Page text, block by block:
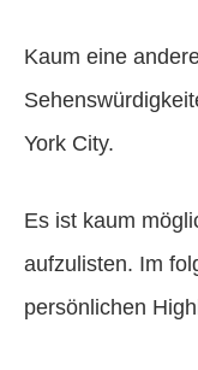
Kaum eine
York City.
Es ist kaum
aufzulisten. Im
persönlichen